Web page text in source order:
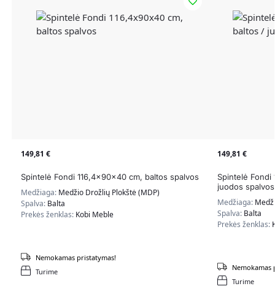
149,81 €
Spintelė Fondi 116,4x90x40 cm, baltos spalvos
Medžiaga: Medžio Drožlių Plokštė (MDP)
Spalva: Balta
Prekės ženklas: Kobi Meble
Turime
Nemokamas pristatymas!
149,81 €
Spintelė
juodos spalvos
Medžiaga:
Spalva: Balta
Prekės ženklas:
Turime
Nemokamas